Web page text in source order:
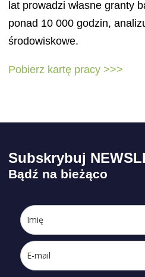
lat prowadzi własne granty
ponad 10 000 godzin,
środowiskowe.
Pobierz kartę pracy >>>
Subskrybuj
Bądź na bieżąco